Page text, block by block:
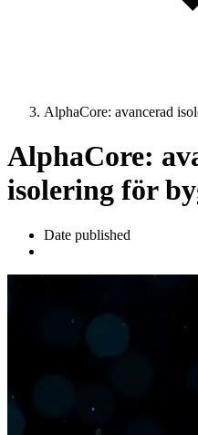
AlphaCore: avancerad
AlphaCore:
isolering för
Date published